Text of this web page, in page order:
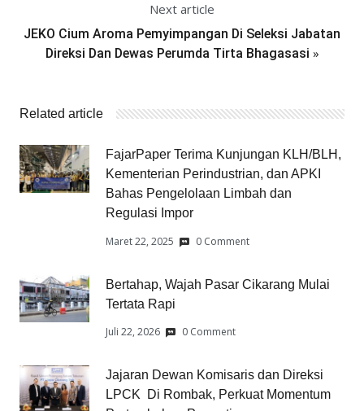
Next article
JEKO Cium Aroma Pemyimpangan Di Seleksi Jabatan
Direksi Dan Dewas Perumda Tirta Bhagasasi »
Related article
FajarPaper Terima Kunjungan KLH/BLH,
Kementerian Perindustrian, dan APKI
Bahas Pengelolaan Limbah dan
Regulasi Impor
Maret 22, 2025 0 Comment
Bertahap, Wajah Pasar Cikarang Mulai
Tertata Rapi
Juli 22, 2026 0 Comment
Jajaran Dewan Komisaris dan Direksi
LPCK Di Rombak, Perkuat Momentum